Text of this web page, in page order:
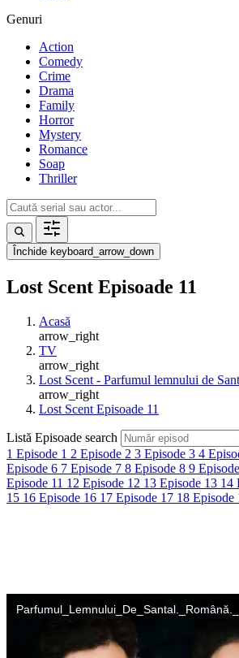
Genuri
Action
Comedy
Crime
Drama
Family
Horror
Mystery
Romance
Soap
Thriller
Închide keyboard_arrow_down
Lost Scent Episoade 11
Acasă
arrow_right
TV
arrow_right
Lost Scent - Parfumul lemnului de
arrow_right
Lost Scent Episoade 11
Listă Episoade search
1 Episode 1 2 Episode 2 3 Episode 3 4
Episode 6 7 Episode 7 8 Episode 8 9
Episode 11 12 Episode 12 13 Episode 13 14
15 16 Episode 16 17 Episode 17 18 Episode